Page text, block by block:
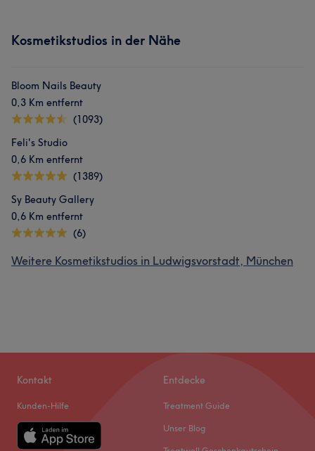
Kosmetikstudios in der Nähe
Bloom Nails Beauty
0,3 Km entfernt
(1093)
Feli's Studio
0,6 Km entfernt
(1389)
Sy Beauty Gallery
0,6 Km entfernt
(6)
Weitere Kosmetikstudios in Ludwigsvorstadt, München
Kontakt
Kunden-Hilfe
Entdecke
Treatment Guide
Unser Blog